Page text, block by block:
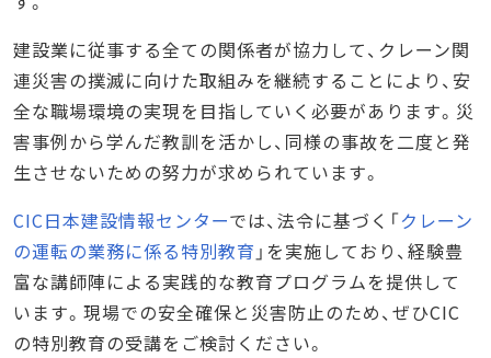
建設業に従事する全ての関係者が協力して、クレーン関
連災害の撲滅に向けた取組みを継続することにより、安
全な職場環境の実現を目指していく必要があります。災
害事例から学んだ教訓を活かし、同様の事故を二度と発
生させないための努力が求められています。
CIC日本建設情報センターでは、法令に基づく「クレーン
の運転の業務に係る特別教育 」を実施しており、経験豊
富な講師陣による実践的な教育プログラムを提供して
います。現場での安全確保と災害防止のため、ぜひCIC
の特別教育の受講をご検討ください。